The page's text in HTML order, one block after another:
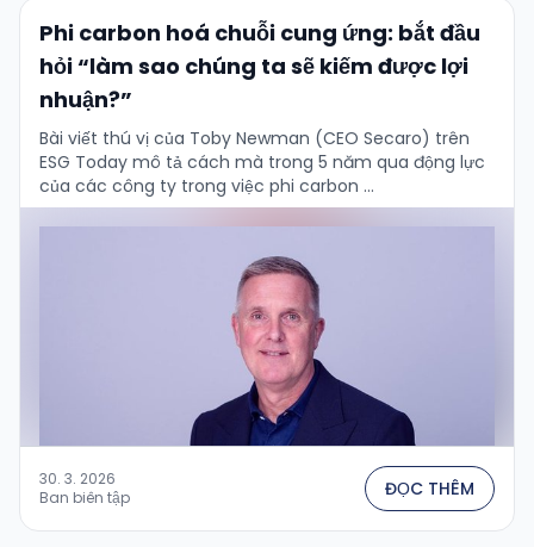
Phi carbon hoá chuỗi cung ứng: bắt đầu
hỏi “làm sao chúng ta sẽ kiếm được lợi
nhuận?”
Bài viết thú vị của Toby Newman (CEO Secaro) trên
ESG Today mô tả cách mà trong 5 năm qua động lực
của các công ty trong việc phi carbon …
30. 3. 2026
Ban biên tập
ĐỌC THÊM